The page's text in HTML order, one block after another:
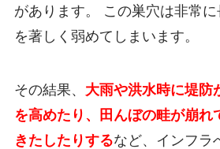
があります。 この巣穴は非常
を著しく弱めてしまいます。
その結果、 大雨や洪水時に堤防
を高めたり、田んぼの畦が崩れ
きたしたりするなど、インフラ